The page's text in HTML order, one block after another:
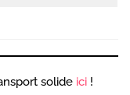
solide ici !